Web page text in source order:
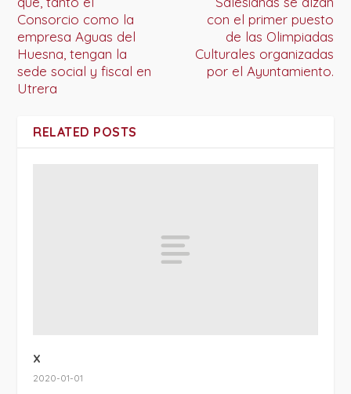
Consorcio como la
empresa Aguas del
Huesna, tengan la
sede social y fiscal en
Utrera
con el primer puesto
de las Olimpiadas
Culturales organizadas
por el Ayuntamiento.
RELATED POSTS
x
2020-01-01